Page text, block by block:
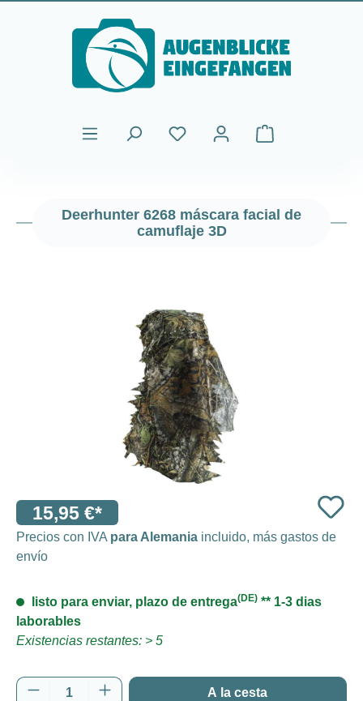
Saltar al contenido principal
El carrito de
Deerhunter 6268 máscara facial de
camuflaje 3D
15,95 €*
Precios con IVA para Alemania incluido, más gastos de
envío
listo para enviar, plazo de entrega(DE) ** 1-3 dias
laborables
Existencias restantes: > 5
Cantidad del producto: introduce la
A la cesta